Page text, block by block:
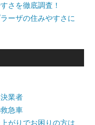
さを徹底調査！
ーザの住みやすさに
業者
急車
がりでお困りの方は